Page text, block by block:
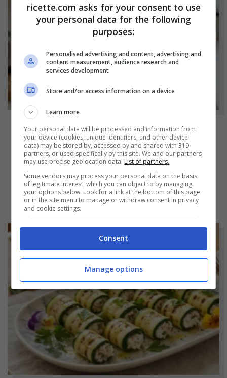
NOTIZIE
Non buttare mai più il latte scaduto: gli usi
alternativi geniali che ti cambieranno la
giornata
ricette.com asks for your consent to use
your personal data for the following
purposes:
Personalised advertising and content, advertising and
content measurement, audience research and
services development
Store and/or access information on a device
Learn more
Your personal data will be processed and information from
your device (cookies, unique identifiers, and other device
data) may be stored by, accessed by and shared with 319
partners, or used specifically by this site. We and our partners
may use precise geolocation data. List of partners.
Some vendors may process your personal data on the basis
of legitimate interest, which you can object to by managing
your options below. Look for a link at the bottom of this page
or in the site menu to manage or withdraw consent in privacy
and cookie settings.
Consent
Manage options